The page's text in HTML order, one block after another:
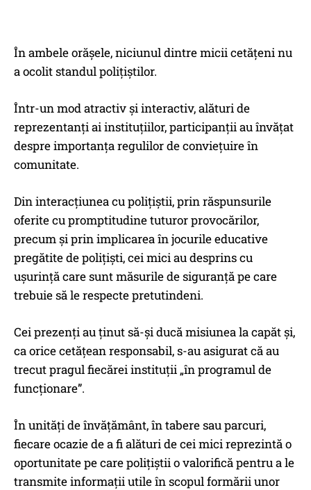
În ambele orășele, niciunul dintre micii cetățeni nu
a ocolit standul polițiștilor.
Într-un mod atractiv și interactiv, alături de
reprezentanți ai instituțiilor, participanții au învățat
despre importanța regulilor de conviețuire în
comunitate.
Din interacțiunea cu polițiștii, prin răspunsurile
oferite cu promptitudine tuturor provocărilor,
precum și prin implicarea în jocurile educative
pregătite de polițiști, cei mici au desprins cu
ușurință care sunt măsurile de siguranță pe care
trebuie să le respecte pretutindeni.
Cei prezenți au ținut să-și ducă misiunea la capăt și,
ca orice cetățean responsabil, s-au asigurat că au
trecut pragul fiecărei instituții „în programul de
funcționare”.
În unități de învățământ, în tabere sau parcuri,
fiecare ocazie de a fi alături de cei mici reprezintă o
oportunitate pe care polițiștii o valorifică pentru a le
transmite informații utile în scopul formării unor